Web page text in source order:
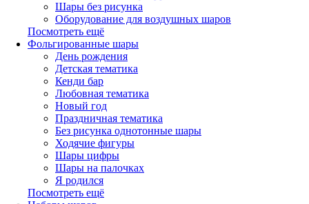
Шары без рисунка
Оборудование для воздушных шаров
Посмотреть ещё
Фольгированные шары
День рождения
Детская тематика
Кенди бар
Любовная тематика
Новый год
Праздничная тематика
Без рисунка однотонные шары
Ходячие фигуры
Шары цифры
Шары на палочках
Я родился
Посмотреть ещё